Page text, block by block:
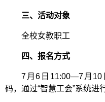
三、 活动对象
全校女教职工
四、 报名方式
7 月6 日 11:00—7月 10
码，通过“智慧工会”系统进